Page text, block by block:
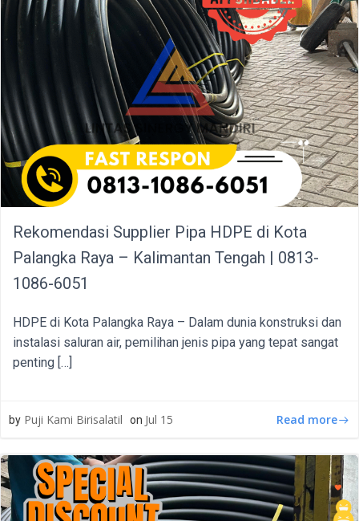
Rekomendasi Supplier Pipa HDPE di Kota
Palangka Raya – Kalimantan Tengah | 0813-
1086-6051
HDPE di Kota Palangka Raya – Dalam dunia konstruksi dan
instalasi saluran air, pemilihan jenis pipa yang tepat sangat
penting […]
by Puji Kami Birisalatil on Jul 15 Read more